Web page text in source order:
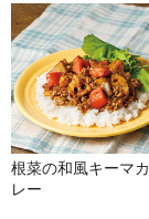
根菜の和風キーマカ
レー